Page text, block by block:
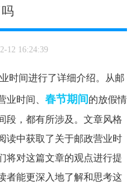
12 16:24:39
时间进行了详细介绍。从邮
时间、 春节期间的放假情
段，都有所涉及。文章风格
读中获取了关于邮政营业时
将对这篇文章的观点进行提
者能更深入地了解和思考这